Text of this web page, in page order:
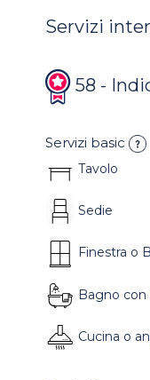
Servizi
58 -
Servizi basic
Tavolo
Sedie
Finestra o
Bagno con
Cucina o